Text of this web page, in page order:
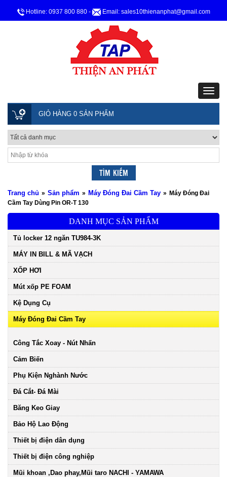
Hotline: 0937 800 880 - Email: sales10thienanphat@gmail.com
GIỎ HÀNG 0 SẢN PHẨM
Trang chủ » Sản phẩm » Máy Đóng Đai Cầm Tay » Máy Đóng Đai
Cầm Tay Dùng Pin OR-T 130
DANH MỤC SẢN PHẨM
Tủ locker 12 ngăn TU984-3K
MÁY IN BILL & MÃ VẠCH
XỐP HƠI
Mút xốp PE FOAM
Kệ Dụng Cụ
Máy Đóng Đai Cầm Tay
Công Tắc Xoay - Nút Nhấn
Cảm Biến
Phụ Kiện Nghành Nước
Đá Cắt- Đá Mài
Băng Keo Giay
Bảo Hộ Lao Động
Thiết bị điện dân dụng
Thiết bị điện công nghiệp
Mũi khoan ,Dao phay,Mũi taro NACHI - YAMAWA